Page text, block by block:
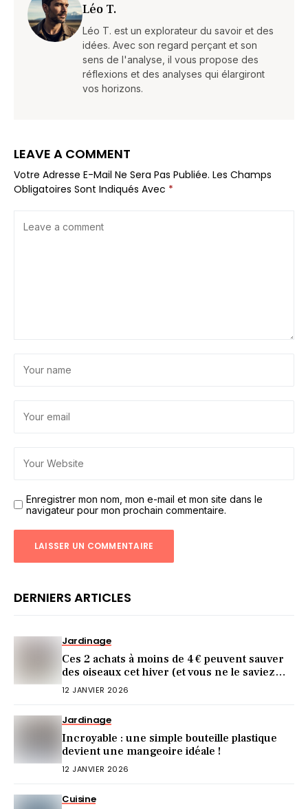
Léo T.
Léo T. est un explorateur du savoir et des
idées. Avec son regard perçant et son
sens de l'analyse, il vous propose des
réflexions et des analyses qui élargiront
vos horizons.
LEAVE A COMMENT
Votre Adresse E-Mail Ne Sera Pas Publiée. Les Champs
Obligatoires Sont Indiqués Avec *
Enregistrer mon nom, mon e-mail et mon site dans le
navigateur pour mon prochain commentaire.
DERNIERS ARTICLES
Jardinage
Ces 2 achats à moins de 4 € peuvent sauver
des oiseaux cet hiver (et vous ne le saviez
pas)
12 JANVIER 2026
Jardinage
Incroyable : une simple bouteille plastique
devient une mangeoire idéale !
12 JANVIER 2026
Cuisine